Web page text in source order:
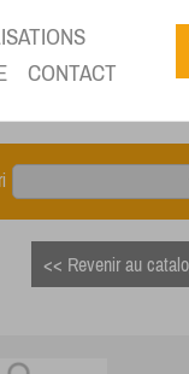
CONTACT
<< Revenir au